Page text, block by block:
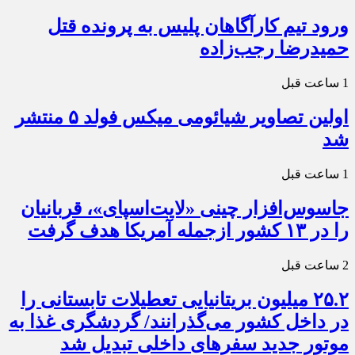
ورود تیم کارآگاهان پلیس به پرونده قتل
حمیدرضا رجب‌زاده
1 ساعت قبل
اولین تصاویر شیائومی میکس فولد ۵ منتشر
شد
1 ساعت قبل
جاسوس‌افزار چینی «لایت‌اسپای»، قربانیان
را در ۱۳ کشور ازجمله آمریکا هدف گرفت
2 ساعت قبل
۲۵.۲ میلیون بریتانیایی تعطیلات تابستانی را
در داخل کشور می‌گذرانند/ گردشگری غذا به
موتور جدید سفرهای داخلی تبدیل شد